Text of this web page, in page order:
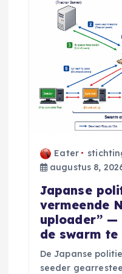
Eater
augustus 8,
Japanse
vermeende
uploader”
de swarm te
De Japanse
seeder